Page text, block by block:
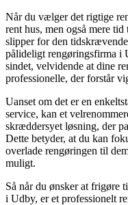
Når du vælger det rigtige
rent hus, men også mere
slipper for den
pålideligt rengøringsfirma i
sindet, velvidende at dine
professionelle, der forstår
Uanset om det er en
service, kan et
skræddersyet løsning, der
Dette betyder, at du kan
overlade rengøringen til
muligt.
Så når du ønsker at frigøre
i Udby, er et professionelt